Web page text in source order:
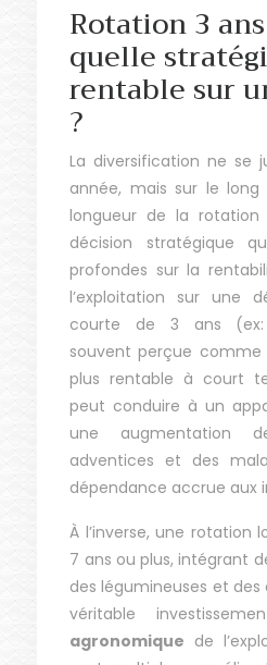
Rotation 3
quelle
rentable sur
?
La diversification ne se
année, mais sur le
longueur de la
décision stratégique
profondes sur la
l’exploitation sur une
courte de 3 ans (ex:
souvent perçue
plus rentable à court
peut conduire à un
une augmentation
adventices et des
dépendance accrue aux
À l’inverse, une rotation
7 ans ou plus, intégrant
des légumineuses et
véritable
agronomique de